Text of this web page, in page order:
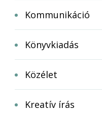
Kommunikáció
Könyvkiadás
Közélet
Kreatív írás